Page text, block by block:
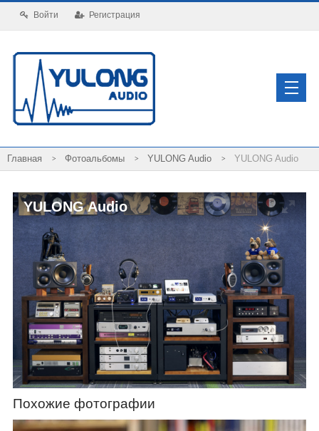
Войти Регистрация
Фотоальбомы YULONG Audio YULONG Audio
YULONG Audio
Похожие фотографии